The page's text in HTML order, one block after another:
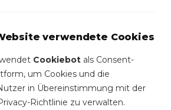
verwendete Cookies
Cookiebot als Consent-
um Cookies und die
in Übereinstimmung mit der
Richtlinie zu verwalten.